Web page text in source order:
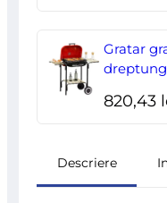
Gratar
820,43
Descriere